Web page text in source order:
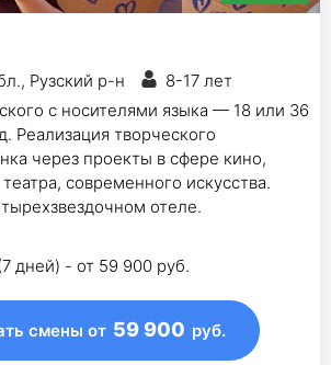
Рузский р-н
8-17 лет
с носителями языка — 18 или 36
Реализация творческого
через проекты в сфере кино,
современного искусства.
отеле.
дней) - от 59 900 руб.
смены от 59 900 руб.